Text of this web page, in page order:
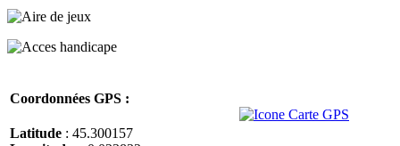
Coordonnées GPS :
Latitude : 45.300157